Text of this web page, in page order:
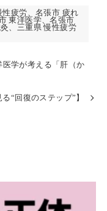
疲労、名張市 疲れ
東洋医学、名張市
、三重県 慢性疲労
学が考える「肝（か
“回復のステップ”】